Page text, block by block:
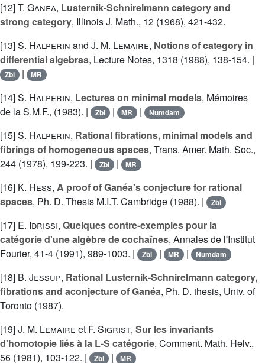
[12]T. Ganea, Lusternik-Schnirelmann category and
strong category, Illinois J. Math., 12 (1968), 421-432.
[13]S. Halperin and J. M. Lemaire, Notions of category in
differential algebras, Lecture Notes, 1318 (1988), 138-154. |
Zbl | MR
[14]S. Halperin, Lectures on minimal models, Mémoires
de la S.M.F., (1983). |
Zbl | MR | Numdam
[15]S. Halperin, Rational fibrations, minimal models and
fibrings of homogeneous spaces, Trans. Amer. Math. Soc.,
244 (1978), 199-223. |
Zbl | MR
[16] K. Hess, A proof of Ganéa's conjecture for rational
spaces, Ph. D. Thesis M.I.T. Cambridge (1988). | Zbl
[17] E. Idrissi, Quelques contre-exemples pour la
catégorie d'une algèbre de cochaînes, Annales de l'Institut
Fourier, 41-4 (1991), 989-1003. |
Zbl | MR | Numdam
[18] B. Jessup, Rational Lusternik-Schnirelmann category,
fibrations and aconjecture of Ganéa, Ph. D. thesis, Univ. of
Toronto (1987).
[19]J. M. Lemaire et F. Sigrist, Sur les invariants
d'homotopie liés à la L-S catégorie, Comment. Math. Helv.,
56 (1981), 103-122. |
Zbl | MR